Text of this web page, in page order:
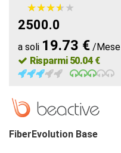
★★★★★
★★★★★
2500.0
a soli 19.73 € /Mese
Risparmi 50.04 €
FiberEvolution Base